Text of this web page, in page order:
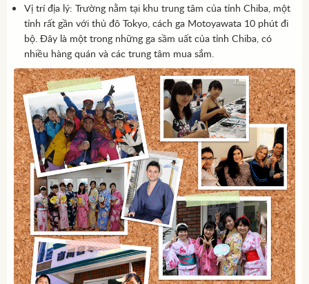
Vị trí địa lý: Trường nằm tại khu trung tâm của tỉnh Chiba, một
tỉnh rất gần với thủ đô Tokyo, cách ga Motoyawata 10 phút đi
bộ. Đây là một trong những ga sầm uất của tỉnh Chiba, có
nhiều hàng quán và các trung tâm mua sắm.